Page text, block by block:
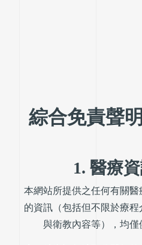
綜合免責聲
1. 醫療
本網站所提供之任何有關
的資訊（包括但不限於療
與衛教內容等），均僅